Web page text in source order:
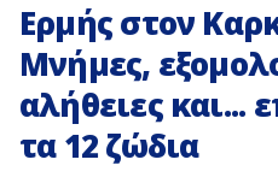
Ερμής στον
Μνήμες,
αλήθειες και...
τα 12 ζώδια